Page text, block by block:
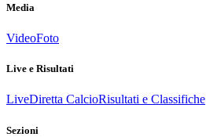
Media
VideoFoto
Live e Risultati
LiveDiretta CalcioRisultati e Classifiche
Sezioni